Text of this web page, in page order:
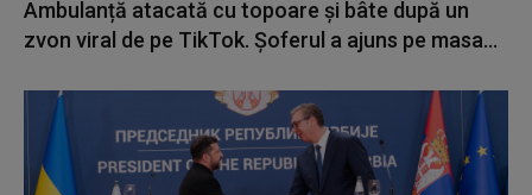
Ambulanță atacată cu topoare și bâte după un
zvon viral de pe TikTok. Șoferul a ajuns pe masa...